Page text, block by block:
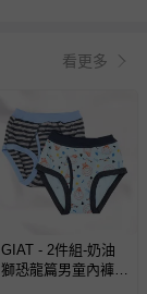
看更多
GIAT - 2件組-奶油
獅恐龍篇男童內褲-